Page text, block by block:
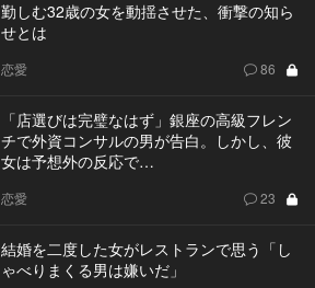
勤しむ32歳の女を動揺させた、衝撃の知ら
せとは
恋愛 86
「店選びは完璧なはず」銀座の高級フレン
チで外資コンサルの男が告白。しかし、彼
女は予想外の反応で…
恋愛 23
結婚を二度した女がレストランで思う「し
ゃべりまくる男は嫌いだ」